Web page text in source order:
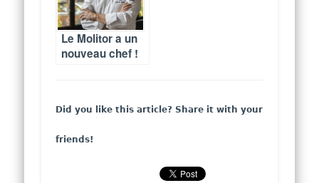
Le Molitor a un
nouveau chef !
Did you like this article? Share it with your
friends!